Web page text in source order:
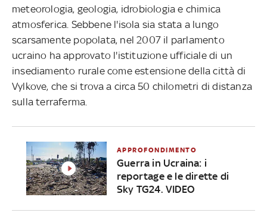
meteorologia, geologia, idrobiologia e chimica
atmosferica. Sebbene l'isola sia stata a lungo
scarsamente popolata, nel 2007 il parlamento
ucraino ha approvato l'istituzione ufficiale di un
insediamento rurale come estensione della città di
Vylkove, che si trova a circa 50 chilometri di distanza
sulla terraferma.
APPROFONDIMENTO
Guerra in Ucraina: i
reportage e le dirette di
Sky TG24. VIDEO